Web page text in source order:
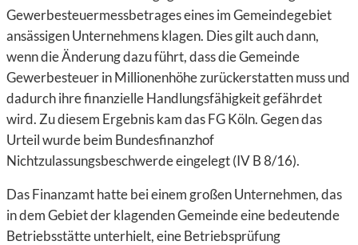
Gewerbesteuermessbetrages eines im Gemeindegebiet
ansässigen Unternehmens klagen. Dies gilt auch dann,
wenn die Änderung dazu führt, dass die Gemeinde
Gewerbesteuer in Millionenhöhe zurückerstatten muss und
dadurch ihre finanzielle Handlungsfähigkeit gefährdet
wird. Zu diesem Ergebnis kam das FG Köln. Gegen das
Urteil wurde beim Bundesfinanzhof
Nichtzulassungsbeschwerde eingelegt (IV B 8/16).
Das Finanzamt hatte bei einem großen Unternehmen, das
in dem Gebiet der klagenden Gemeinde eine bedeutende
Betriebsstätte unterhielt, eine Betriebsprüfung